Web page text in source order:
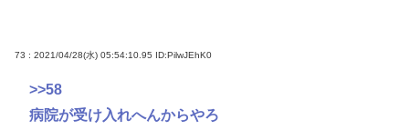
73 : 2021/04/28(水) 05:54:10.95 ID:PilwJEhK0
>>58
病院が受け入れへんからやろ